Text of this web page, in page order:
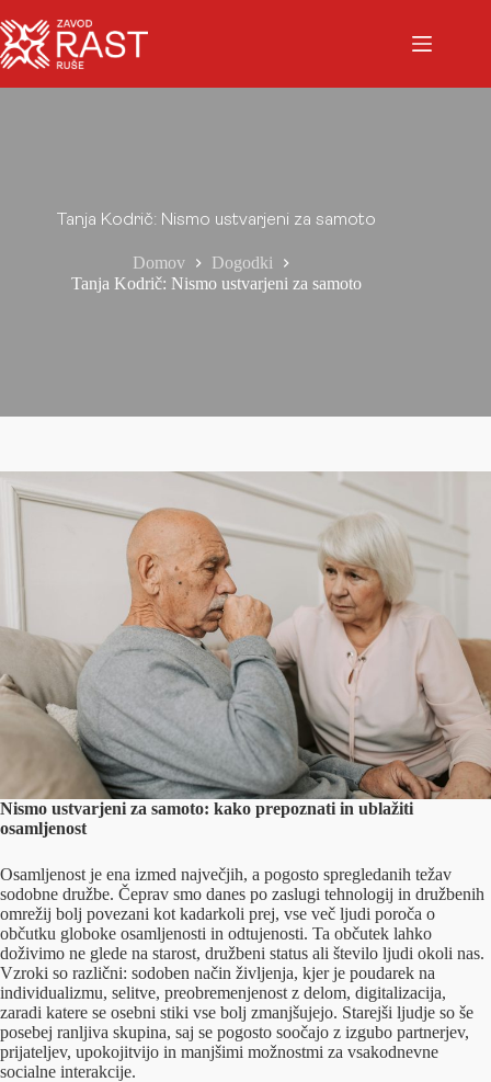
Tanja Kodrič: Nismo ustvarjeni za samoto
Domov
Dogodki
Tanja Kodrič: Nismo ustvarjeni za samoto
Nismo ustvarjeni za samoto: kako prepoznati in ublažiti
osamljenost
Osamljenost je ena izmed največjih, a pogosto spregledanih težav
sodobne družbe. Čeprav smo danes po zaslugi tehnologij in družbenih
omrežij bolj povezani kot kadarkoli prej, vse več ljudi poroča o
občutku globoke osamljenosti in odtujenosti. Ta občutek lahko
doživimo ne glede na starost, družbeni status ali število ljudi okoli nas.
Vzroki so različni: sodoben način življenja, kjer je poudarek na
individualizmu, selitve, preobremenjenost z delom, digitalizacija,
zaradi katere se osebni stiki vse bolj zmanjšujejo. Starejši ljudje so še
posebej ranljiva skupina, saj se pogosto soočajo z izgubo partnerjev,
prijateljev, upokojitvijo in manjšimi možnostmi za vsakodnevne
socialne interakcije.